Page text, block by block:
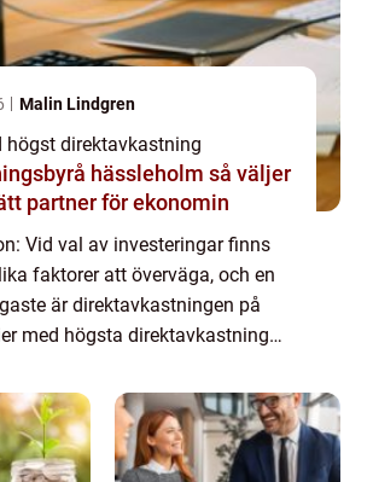
Malin Lindgren
högst direktavkastning
hässleholm så väljer
partner för ekonomin
Vid val av investeringar finns
faktorer att överväga, och en
är direktavkastningen på
med högsta direktavkastning
I de...